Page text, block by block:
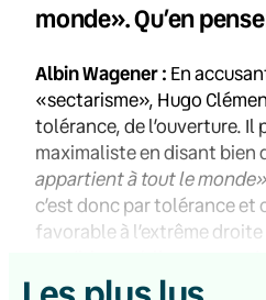
monde». Qu’en
Albin Wagener : En
«sectarisme», Hugo
tolérance, de l’ouverture. Il
maximaliste en disant bien
appartient à tout le monde»
c’est donc par tolérance et
favorable à l’extrême
sérieux, bien sûr. On sait